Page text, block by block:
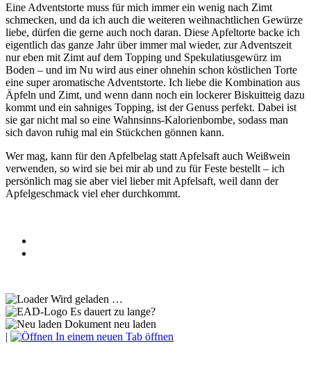
Eine Adventstorte muss für mich immer ein wenig nach Zimt
schmecken, und da ich auch die weiteren weihnachtlichen Gewürze
liebe, dürfen die gerne auch noch daran. Diese Apfeltorte backe ich
eigentlich das ganze Jahr über immer mal wieder, zur Adventszeit
nur eben mit Zimt auf dem Topping und Spekulatiusgewürz im
Boden – und im Nu wird aus einer ohnehin schon köstlichen Torte
eine super aromatische Adventstorte. Ich liebe die Kombination aus
Äpfeln und Zimt, und wenn dann noch ein lockerer Biskuitteig dazu
kommt und ein sahniges Topping, ist der Genuss perfekt. Dabei ist
sie gar nicht mal so eine Wahnsinns-Kalorienbombe, sodass man
sich davon ruhig mal ein Stückchen gönnen kann.
Wer mag, kann für den Apfelbelag statt Apfelsaft auch Weißwein
verwenden, so wird sie bei mir ab und zu für Feste bestellt – ich
persönlich mag sie aber viel lieber mit Apfelsaft, weil dann der
Apfelgeschmack viel eher durchkommt.
Wird geladen …
Es dauert zu lange?
Dokument neu laden
|
In einem neuen Tab öffnen